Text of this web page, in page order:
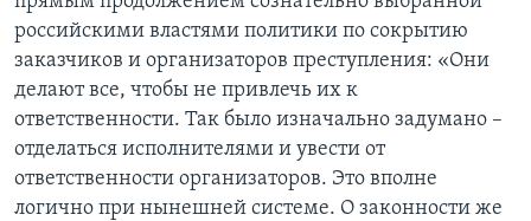
российскими властями политики по сокрытию
заказчиков и организаторов преступления: «Они
делают все, чтобы не привлечь их к
ответственности. Так было изначально задумано –
отделаться исполнителями и увести от
ответственности организаторов. Это вполне
логично при нынешней системе. О законности же